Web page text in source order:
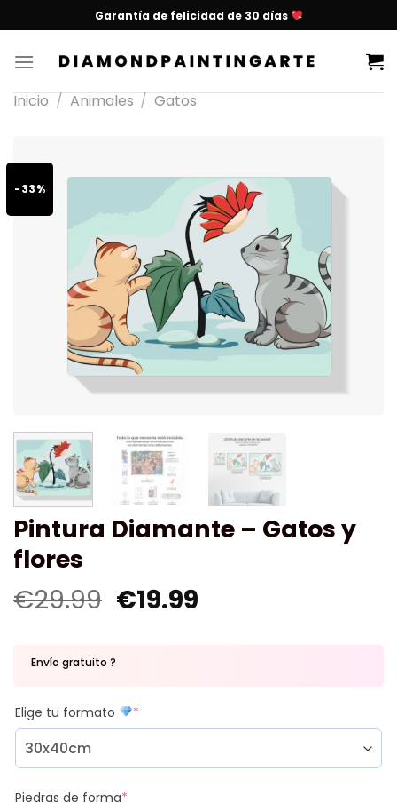
Garantía de felicidad de 30 días
Inicio / Animales / Gatos
-33%
Pintura Diamante – Gatos y
flores
€29.99 €19.99
Envío gratuito ?
Elige tu formato *
Piedras de forma*